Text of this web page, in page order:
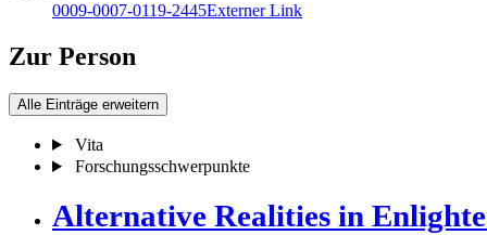
0009-0007-0119-2445Externer Link
Zur Person
Alle Einträge erweitern
Vita
Forschungsschwerpunkte
Alternative Realities in